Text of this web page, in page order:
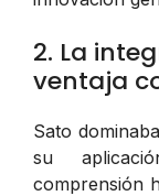
2. La
ventaja
Sato
su
comprensión